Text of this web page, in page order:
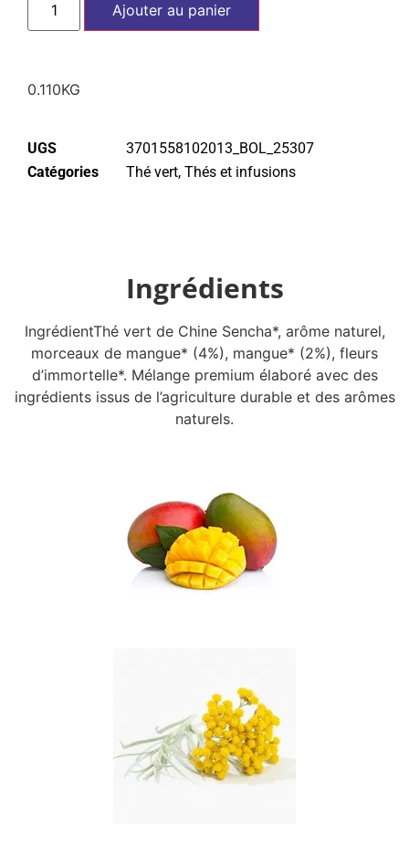
Ajouter au panier
0.110KG
UGS
3701558102013_BOL_25307
Catégories
Thé vert, Thés et infusions
Ingrédients
IngrédientThé vert de Chine Sencha*, arôme naturel,
morceaux de mangue* (4%), mangue* (2%), fleurs
d’immortelle*. Mélange premium élaboré avec des
ingrédients issus de l’agriculture durable et des arômes
naturels.